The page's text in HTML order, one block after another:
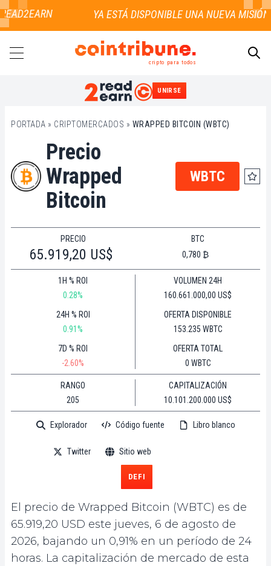
cripto para todos
UNIRSE
PORTADA » CRIPTOMERCADOS » WRAPPED BITCOIN (WBTC)
Precio
Wrapped
Bitcoin
WBTC
PRECIO
65.919,20 US$
BTC
0,780 ₿
1H % ROI
0.28%
24H % ROI
0.91%
7D % ROI
-2.60%
VOLUMEN 24H
160.661.000,00 US$
OFERTA DISPONIBLE
153.235 WBTC
OFERTA TOTAL
0 WBTC
RANGO
205
CAPITALIZACIÓN
10.101.200.000 US$
Explorador Código fuente Libro blanco
Twitter Sitio web
DEFI
El precio de Wrapped Bitcoin (WBTC) es de
65.919,20 USD este jueves, 6 de agosto de
2026, bajando un 0,91% en un período de 24
horas. La capitalización de mercado de esta